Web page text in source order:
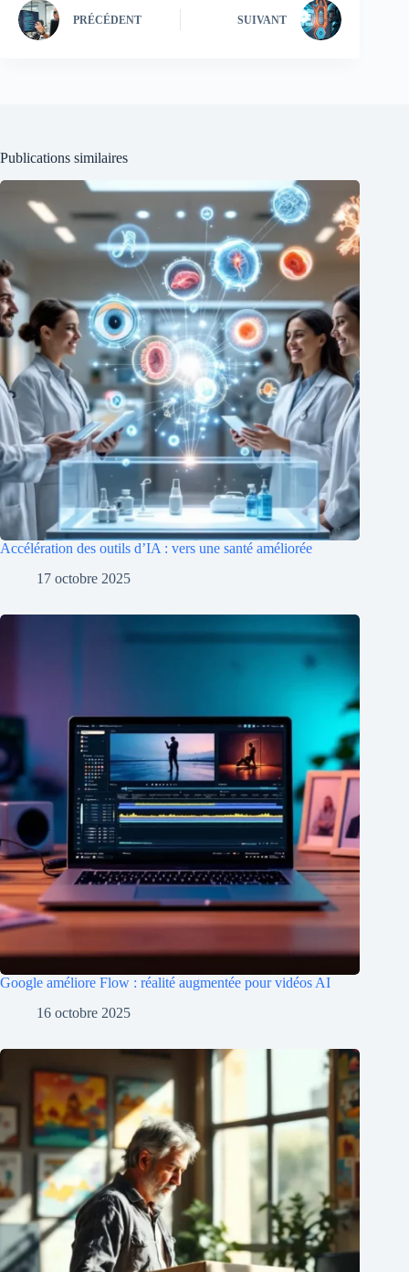
PRÉCÉDENT SUIVANT
Publications similaires
Accélération des outils d’IA : vers une santé améliorée
17 octobre 2025
Google améliore Flow : réalité augmentée pour vidéos AI
16 octobre 2025